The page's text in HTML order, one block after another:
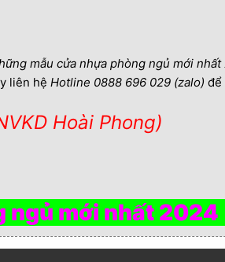
mẫu cửa nhựa phòng ngủ mới
liên hệ Hotline 0888 696 029 (zalo) để
Hoài Phong)
ngủ mới nhất